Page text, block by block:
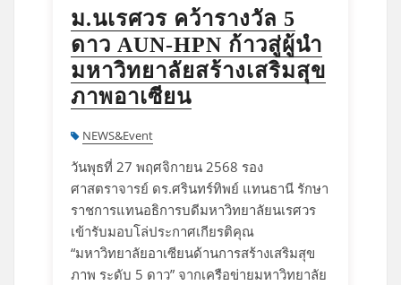
ม.นเรศวร คว้ารางวัล 5
ดาว AUN-HPN ก้าวสู่ผู้นำ
มหาวิทยาลัยสร้างเสริมสุข
ภาพอาเซียน
NEWS&Event
วันพุธที่ 27 พฤศจิกายน 2568 รอง
ศาสตราจารย์ ดร.ศรินทร์ทิพย์ แทนธานี รักษา
ราชการแทนอธิการบดีมหาวิทยาลัยนเรศวร
เข้ารับมอบโล่ประกาศเกียรติคุณ
“มหาวิทยาลัยอาเซียนด้านการสร้างเสริมสุข
ภาพ ระดับ 5 ดาว” จากเครือข่ายมหาวิทยาลัย